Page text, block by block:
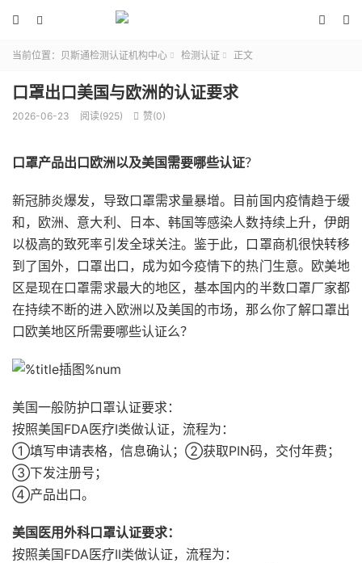
  

当前位置： 贝斯通检测认证机构中心  检测认证  正文
口罩出口美国与欧洲的认证要求
2026-06-23 阅读(925)  赞(0)
口罩产品出口欧洲以及美国需要哪些认证？
新冠肺炎爆发，导致口罩需求量暴增。目前国内疫情趋于缓
和，欧洲、意大利、日本、韩国等感染人数持续上升，伊朗
以极高的致死率引发全球关注。鉴于此，口罩商机很快转移
到了国外，口罩出口，成为如今疫情下的热门生意。欧美地
区是现在口罩需求最大的地区，基本国内的半数口罩厂家都
在持续不断的进入欧洲以及美国的市场，那么你了解口罩出
口欧美地区所需要哪些认证么？
美国一般防护口罩认证要求：
按照美国FDA医疗I类做认证，流程为：
①填写申请表格，信息确认；②获取PIN码，交付年费；
③下发注册号；
④产品出口。
美国医用外科口罩认证要求：
按照美国FDA医疗II类做认证，流程为：